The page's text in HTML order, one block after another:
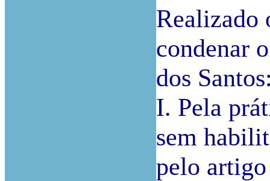
Realizado
condenar
dos
I. Pela
sem
pelo